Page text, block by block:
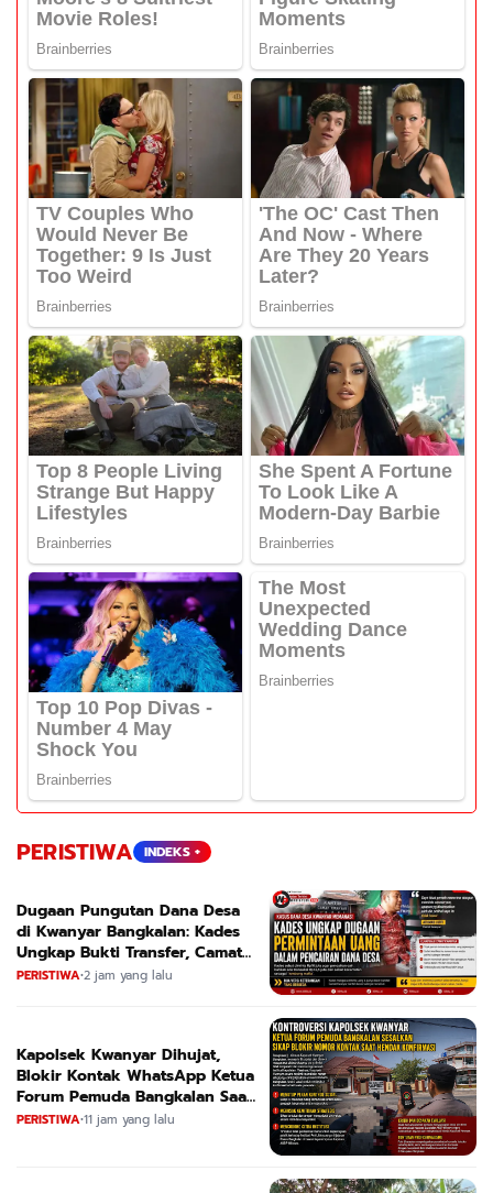
PERISTIWA INDEKS +
Dugaan Pungutan Dana Desa
di Kwanyar Bangkalan: Kades
Ungkap Bukti Transfer, Camat
Beri Bantahan Tegas
PERISTIWA•2 jam yang lalu
Kapolsek Kwanyar Dihujat,
Blokir Kontak WhatsApp Ketua
Forum Pemuda Bangkalan Saat
Dikonfirmasi
PERISTIWA•11 jam yang lalu